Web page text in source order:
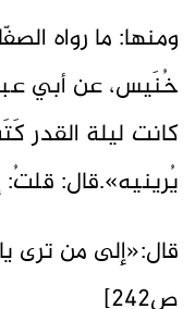
ومنها: ما رواه
خُنَيس، عن أبي عبد
كانت ليلة القدر
يُرينيه».قال:
ص242]